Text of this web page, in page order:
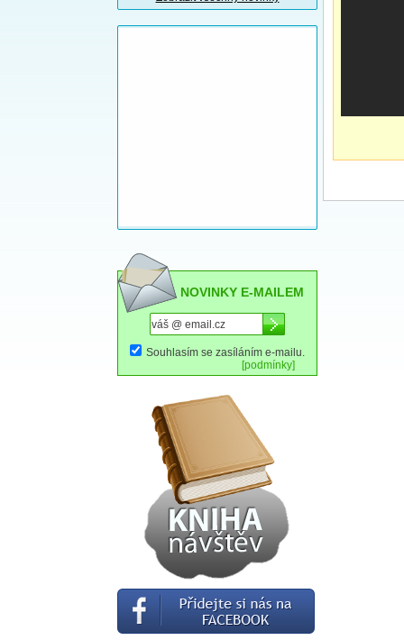
NOVINKY E-MAILEM
Souhlasím se zasíláním e-mailu.
[podmínky]